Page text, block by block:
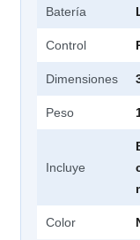
Batería
Control
Dimensiones
Peso
Incluye
Color